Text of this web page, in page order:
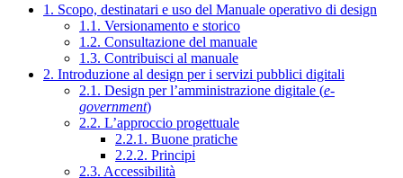
1. Scopo, destinatari e uso del Manuale operativo di design
1.1. Versionamento e storico
1.2. Consultazione del manuale
1.3. Contribuisci al manuale
2. Introduzione al design per i servizi pubblici digitali
2.1. Design per l’amministrazione digitale (e-
government)
2.2. L’approccio progettuale
2.2.1. Buone pratiche
2.2.2. Principi
2.3. Accessibilità